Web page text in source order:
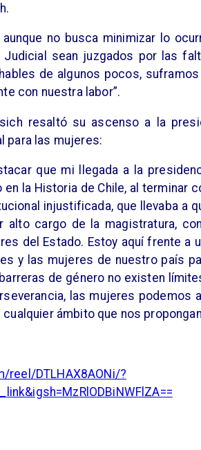
no busca minimizar lo
sean juzgados por las
de algunos pocos,
con nuestra labor”.
resaltó su ascenso a la
para las mujeres:
que mi llegada a la
la Historia de Chile, al terminar
injustificada, que llevaba a
alto cargo de la magistratura,
del Estado. Estoy aquí frente a
y las mujeres de nuestro país
de género no existen
las mujeres podemos
ámbito que nos
reel/DTLHAX8AONi/?